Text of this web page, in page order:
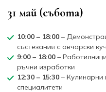
31 май (събота)
10:00 – 18:00 –
състезания с овчарски
9:00 – 18:00 –
ръчни изработки
12:30 – 15:30 – Кулинарни
специалитети